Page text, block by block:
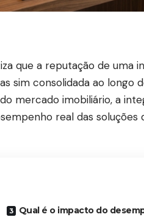
que a reputação de uma
sim consolidada ao longo
mercado imobiliário, a
real das soluções
Qual é o impacto do